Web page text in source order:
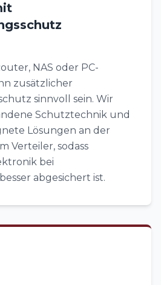
NAS oder PC-
zusätzlicher
sinnvoll sein. Wir
Schutztechnik und
Lösungen an der
Verteiler, sodass
bei
abgesichert ist.